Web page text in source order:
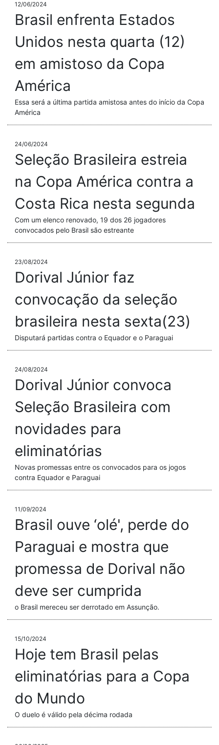
12/06/2024
Brasil enfrenta Estados
Unidos nesta quarta (12)
em amistoso da Copa
América
Essa será a última partida amistosa antes do início da Copa
América
24/06/2024
Seleção Brasileira estreia
na Copa América contra a
Costa Rica nesta segunda
Com um elenco renovado, 19 dos 26 jogadores
convocados pelo Brasil são estreante
23/08/2024
Dorival Júnior faz
convocação da seleção
brasileira nesta sexta(23)
Disputará partidas contra o Equador e o Paraguai
24/08/2024
Dorival Júnior convoca
Seleção Brasileira com
novidades para
eliminatórias
Novas promessas entre os convocados para os jogos
contra Equador e Paraguai
11/09/2024
Brasil ouve ‘olé', perde do
Paraguai e mostra que
promessa de Dorival não
deve ser cumprida
o Brasil mereceu ser derrotado em Assunção.
15/10/2024
Hoje tem Brasil pelas
eliminatórias para a Copa
do Mundo
O duelo é válido pela décima rodada